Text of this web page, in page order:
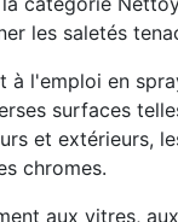
les saletés
à l'emploi en
surfaces
et extérieurs,
chromes.
aux vitres,